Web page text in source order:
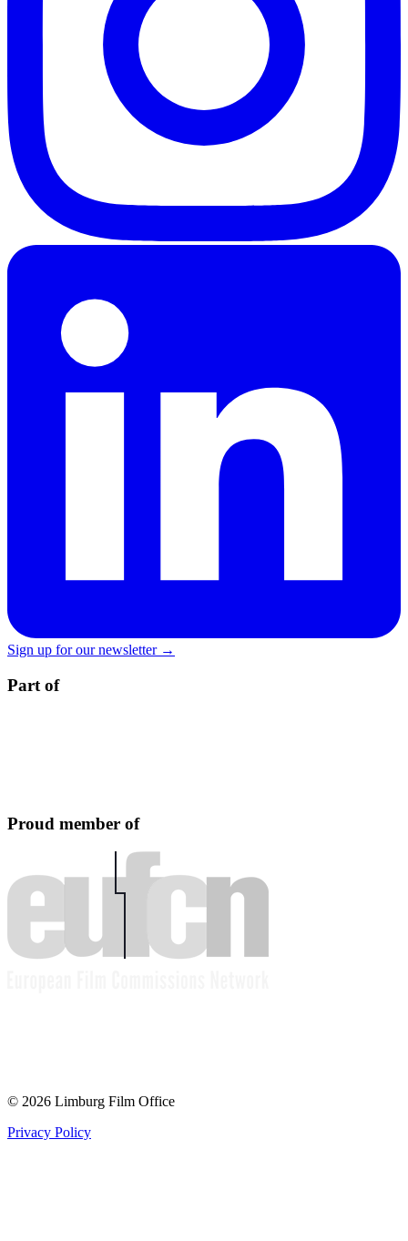
Sign up for our newsletter →
Part of
Proud member of
© 2026 Limburg Film Office
Privacy Policy